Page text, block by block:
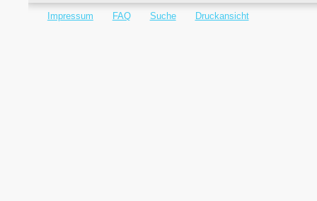
Impressum FAQ Suche Druckansicht